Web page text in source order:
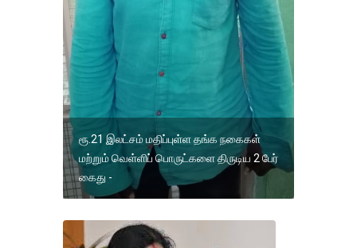
ரூ.21 இலட்சம் மதிப்புள்ள தங்க நகைகள்
மற்றும் வெள்ளிப் பொருட்களை திருடிய 2 பேர்
கைது -